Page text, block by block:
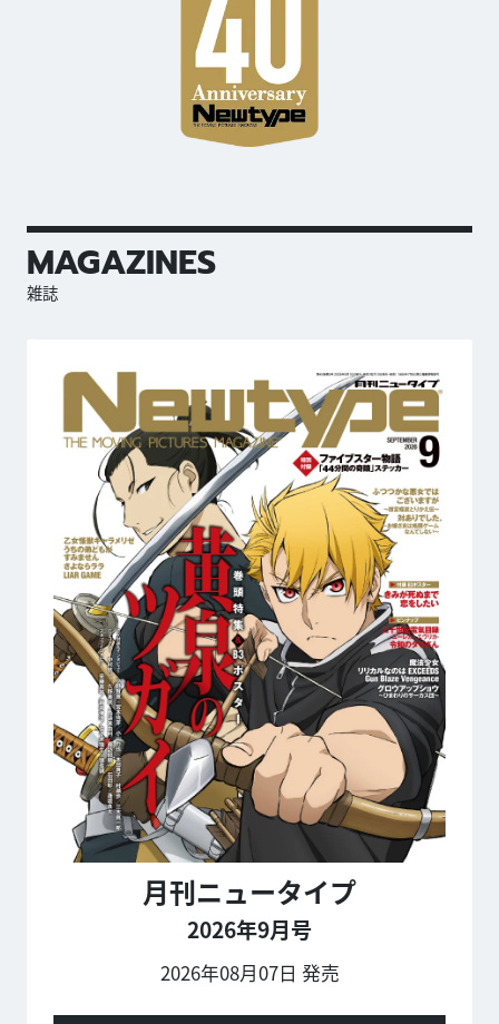
MAGAZINES
雑誌
月刊ニュータイプ
2026年9月号
2026年08月07日 発売